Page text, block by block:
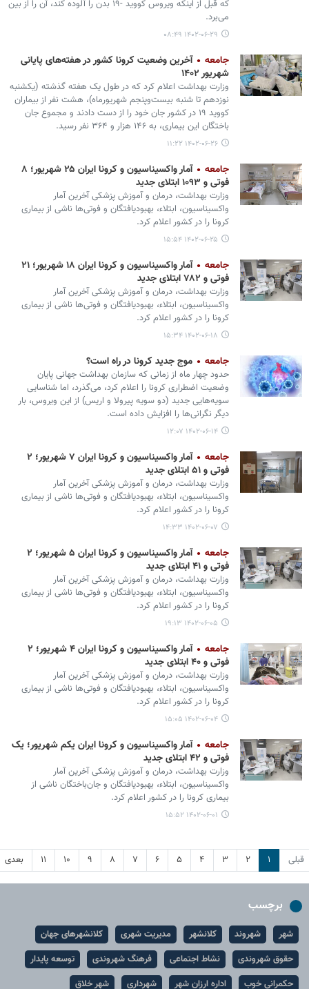
که قبل از اینکه ویروس کووید -۱۹ بدن را آلوده کند، آن را از بین
می‌برد.
۱۴۰۲-۰۶-۲۹ ۰۸:۴۹
جامعه
آخرین وضعیت کرونا کشور در هفته‌های پایانی
شهریور ۱۴۰۲
وزارت بهداشت اعلام کرد که در طول یک هفته گذشته (یکشنبه
نوزدهم تا شنبه بیست‌وپنجم شهریورماه)، هشت نفر از بیماران
کووید ۱۹ در کشور جان خود را از دست دادند و مجموع جان
باختگان این بیماری، به ۱۴۶ هزار و ۳۶۴ نفر رسید.
۱۴۰۲-۰۶-۲۶ ۱۱:۲۲
جامعه
آمار واکسیناسیون و کرونا ایران ۲۵ شهریور؛ ۸
فوتی و ۱۰۹۳ ابتلای جدید
وزارت بهداشت، درمان و آموزش پزشکی آخرین آمار
واکسیناسیون، ابتلاء، بهبودیافتگان و فوتی‌ها ناشی از بیماری
کرونا را در کشور اعلام کرد.
۱۴۰۲-۰۶-۲۵ ۱۵:۵۴
جامعه
آمار واکسیناسیون و کرونا ایران ۱۸ شهریور؛ ۲۱
فوتی و ۷۸۲ ابتلای جدید
وزارت بهداشت، درمان و آموزش پزشکی آخرین آمار
واکسیناسیون، ابتلاء، بهبودیافتگان و فوتی‌ها ناشی از بیماری
کرونا را در کشور اعلام کرد.
۱۴۰۲-۰۶-۱۸ ۱۵:۳۴
جامعه موج جدید کرونا در راه است؟
حدود چهار ماه از زمانی که سازمان بهداشت جهانی پایان
وضعیت اضطراری کرونا را اعلام کرد، می‌گذرد، اما شناسایی
سویه‌هایی جدید (دو سویه پیرولا و اریس) از این ویروس، بار
دیگر نگرانی‌ها را افزایش داده است.
۱۴۰۲-۰۶-۱۴ ۱۲:۰۷
جامعه
آمار واکسیناسیون و کرونا ایران ۷ شهریور؛ ۲
فوتی و ۵۱ ابتلای جدید
وزارت بهداشت، درمان و آموزش پزشکی آخرین آمار
واکسیناسیون، ابتلاء، بهبودیافتگان و فوتی‌ها ناشی از بیماری
کرونا را در کشور اعلام کرد.
۱۴۰۲-۰۶-۰۷ ۱۴:۳۳
جامعه
آمار واکسیناسیون و کرونا ایران ۵ شهریور؛ ۲
فوتی و ۴۱ ابتلای جدید
وزارت بهداشت، درمان و آموزش پزشکی آخرین آمار
واکسیناسیون، ابتلاء، بهبودیافتگان و فوتی‌ها ناشی از بیماری
کرونا را در کشور اعلام کرد.
۱۴۰۲-۰۶-۰۵ ۱۹:۱۳
جامعه
آمار واکسیناسیون و کرونا ایران ۴ شهریور؛ ۲
فوتی و ۴۰ ابتلای جدید
وزارت بهداشت، درمان و آموزش پزشکی آخرین آمار
واکسیناسیون، ابتلاء، بهبودیافتگان و فوتی‌ها ناشی از بیماری
کرونا را در کشور اعلام کرد.
۱۴۰۲-۰۶-۰۴ ۱۵:۰۵
جامعه
آمار واکسیناسیون و کرونا ایران یکم شهریور؛ یک
فوتی و ۴۲ ابتلای جدید
وزارت بهداشت، درمان و آموزش پزشکی آخرین آمار
واکسیناسیون، ابتلاء، بهبودیافتگان و جان‌باختگان ناشی از
بیماری کرونا را در کشور اعلام کرد.
۱۴۰۲-۰۶-۰۱ ۱۵:۵۲
قبلی ۱ ۲ ۳ ۴ ۵ ۶ ۷ ۸ ۹ ۱۰ ۱۱ بعدی
برچسب
شهر شهروند کلانشهر مدیریت شهری
کلانشهرهای جهان
حقوق شهروندی
نشاط اجتماعی فرهنگ شهروندی
توسعه پایدار
حکمرانی خوب
اداره ارزان شهر شهرداری شهر خلاق